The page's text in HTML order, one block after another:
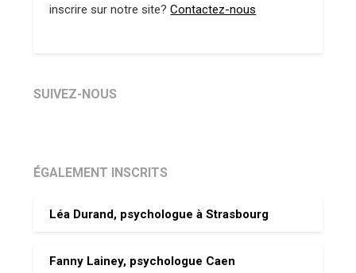
inscrire sur notre site?Contactez-nous
SUIVEZ-NOUS
ÉGALEMENT INSCRITS
Léa Durand, psychologue à Strasbourg
Fanny Lainey, psychologue Caen